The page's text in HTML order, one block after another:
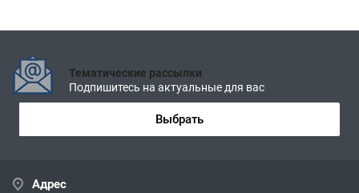
Тематические рассылки
Подпишитесь на актуальные для вас
Выбрать
Адрес